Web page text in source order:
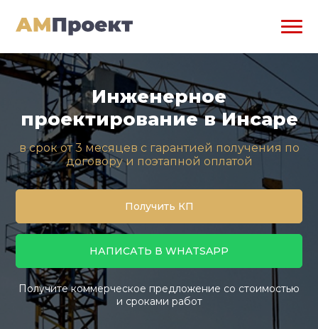
Инженерное
проектирование в Инсаре
в срок от 3 месяцев с гарантией получения по
договору и поэтапной оплатой
Получить КП
НАПИСАТЬ В WHATSAPP
Получите коммерческое предложение со стоимостью
и сроками работ